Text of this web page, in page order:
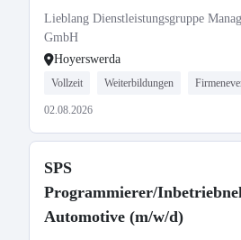
Lieblang Dienstleistungsgruppe
GmbH
Hoyerswerda
Vollzeit Weiterbildungen
02.08.2026
SPS
Programmierer/
Automotive (m/w/d)